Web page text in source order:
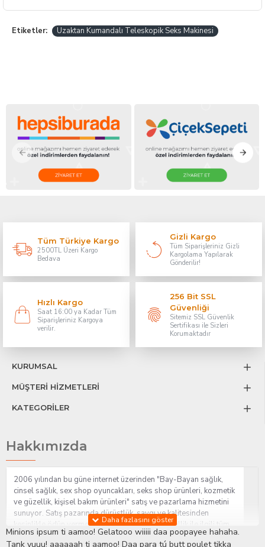
Etiketler: Uzaktan Kumandalı Teleskopik Seks Makinesi
Tüm Türkiye Kargo
2500TL Üzeri Kargo
Bedava
Gizli Kargo
Tüm Siparişleriniz Gizli
Kargolama Yapılarak
Gönderilir!
Hızlı Kargo
Saat 16:00 ya Kadar Tüm
Siparişleriniz Kargoya
verilir.
256 Bit SSL
Güvenliği
Sitemiz SSL Güvenlik
Sertifikası ile Sizleri
Korumaktadır
KURUMSAL
MÜŞTERİ HİZMETLERİ
KATEGORİLER
Hakkımızda
2006 yılından bu güne internet üzerinden "Bay-Bayan sağlık,
cinsel sağlık, sex shop oyuncakları, seks shop ürünleri, kozmetik
ve güzellik, kişisel bakım ürünleri" satış ve pazarlama hizmetini
sunuyor. Satış pazarında dürüstlük, saygı ve kalitesinden
kesinlikle ödün vermeden hizmet sağlık ve güzellik ile ilgili tüm
sorularınıza anında cevap verebilen Yetkin ve uzman kadrosu ile
Minions ipsum ti aamoo! Gelatooo wiiiii daa poopayee hahaha.
Tank yuuu! aaaaaah ti aamoo! Daa para tú butt poulet tikka